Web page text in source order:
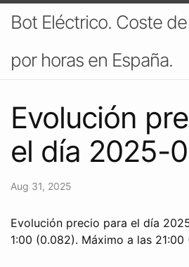
Bot Eléctrico. Coste
por horas en España.
Evolución
el día 2025-
Aug 31, 2025
Evolución precio para el día
1:00 (0.082). Máximo a las 21:00